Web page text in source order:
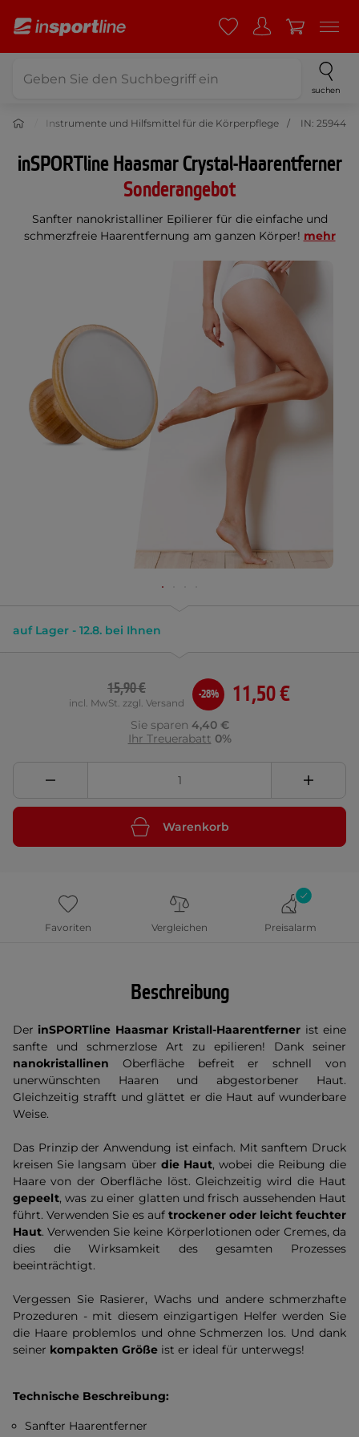
suchen
Instrumente und Hilfsmittel für die Körperpflege IN: 25944
inSPORTline Haasmar Crystal-Haarentferner
Sonderangebot
Sanfter nanokristalliner Epilierer für die einfache und
schmerzfreie Haarentfernung am ganzen Körper! mehr
auf Lager - 12.8. bei Ihnen
11,50 €
15,90 €
incl. MwSt. zzgl. Versand
-28%
Sie sparen 4,40 €
Ihr Treuerabatt 0%
Warenkorb
Favoriten Vergleichen Preisalarm
Beschreibung
Der inSPORTline Haasmar Kristall-Haarentferner ist eine
sanfte und schmerzlose Art zu epilieren! Dank seiner
nanokristallinen Oberfläche befreit er schnell von
unerwünschten Haaren und abgestorbener Haut.
Gleichzeitig strafft und glättet er die Haut auf wunderbare
Weise.
Das Prinzip der Anwendung ist einfach. Mit sanftem Druck
kreisen Sie langsam über die Haut, wobei die Reibung die
Haare von der Oberfläche löst. Gleichzeitig wird die Haut
gepeelt, was zu einer glatten und frisch aussehenden Haut
führt. Verwenden Sie es auf trockener oder leicht feuchter
Haut. Verwenden Sie keine Körperlotionen oder Cremes, da
dies die Wirksamkeit des gesamten Prozesses
beeinträchtigt.
Vergessen Sie Rasierer, Wachs und andere schmerzhafte
Prozeduren - mit diesem einzigartigen Helfer werden Sie
die Haare problemlos und ohne Schmerzen los. Und dank
seiner kompakten Größe ist er ideal für unterwegs!
Technische Beschreibung:
Sanfter Haarentferner